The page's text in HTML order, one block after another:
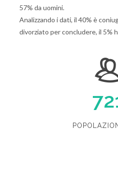
57% da uomini.
Analizzando i dati, il 40% è
divorziato per concludere, il 5%